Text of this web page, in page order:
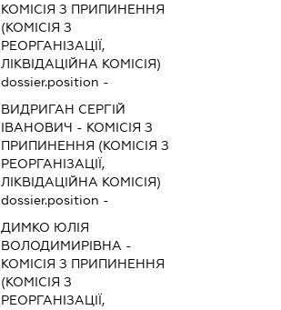
КОМІСІЯ З ПРИПИНЕННЯ
(КОМІСІЯ З
РЕОРГАНІЗАЦІЇ,
ЛІКВІДАЦІЙНА КОМІСІЯ)
dossier.position -
ВИДРИГАН СЕРГІЙ
ІВАНОВИЧ - КОМІСІЯ З
ПРИПИНЕННЯ (КОМІСІЯ З
РЕОРГАНІЗАЦІЇ,
ЛІКВІДАЦІЙНА КОМІСІЯ)
dossier.position -
ДИМКО ЮЛІЯ
ВОЛОДИМИРІВНА -
КОМІСІЯ З ПРИПИНЕННЯ
(КОМІСІЯ З
РЕОРГАНІЗАЦІЇ,